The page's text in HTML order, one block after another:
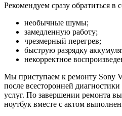
Рекомендуем сразу обратиться в
необычные шумы;
замедленную работу;
чрезмерный перегрев;
быструю разрядку
некорректное
Мы приступаем к ремонту Sony
после всесторонней
услуг. По завершении ремонта
ноутбук вместе с актом